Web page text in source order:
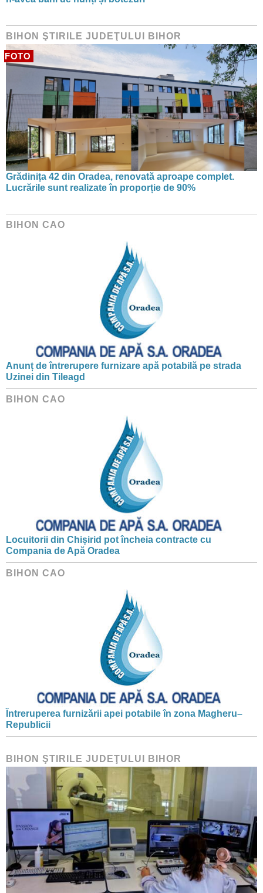
BIHON ŞTIRILE JUDEŢULUI BIHOR
FOTO
Grădinița 42 din Oradea, renovată aproape complet.
Lucrările sunt realizate în proporție de 90%
BIHON CAO
Anunț de întrerupere furnizare apă potabilă pe strada
Uzinei din Tileagd
BIHON CAO
Locuitorii din Chișirid pot încheia contracte cu
Compania de Apă Oradea
BIHON CAO
Întreruperea furnizării apei potabile în zona Magheru–
Republicii
BIHON ŞTIRILE JUDEŢULUI BIHOR